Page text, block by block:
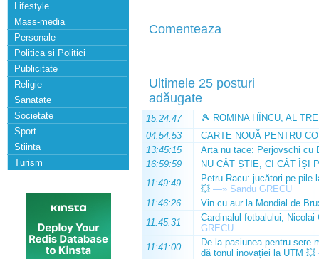
Lifestyle
Mass-media
Personale
Politica si Politici
Publicitate
Religie
Sanatate
Societate
Sport
Stiinta
Turism
Comenteaza
Ultimele 25 posturi
adăugate
15:24:47
🎾 ROMINA HÎNCU, AL
04:54:53
CARTE NOUĂ PENTRU
13:45:15
Arta nu tace: Perjovschi cu
16:59:59
NU CÂT ȘTIE, CI CÂT ÎȘI
11:49:49
Petru Racu: jucători pe pile
💥 —» Sandu GRECU
11:46:26
Vin cu aur la Mondial de
11:45:31
Cardinalul fotbalului,
GRECU
11:41:00
De la pasiunea pentru sere
dă tonul inovației la UTM 💥